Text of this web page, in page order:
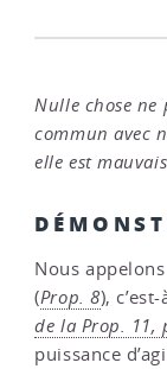
Nulle chose ne
commun avec
elle est
Nous
(Prop. 8),
de la Prop. 11,
puissance